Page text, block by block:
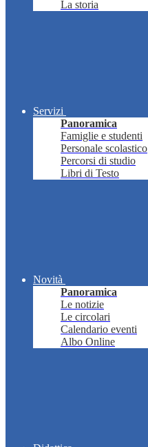
La storia
Servizi
Panoramica
Famiglie e studenti
Personale scolastico
Percorsi di studio
Libri di Testo
Novità
Panoramica
Le notizie
Le circolari
Calendario eventi
Albo Online